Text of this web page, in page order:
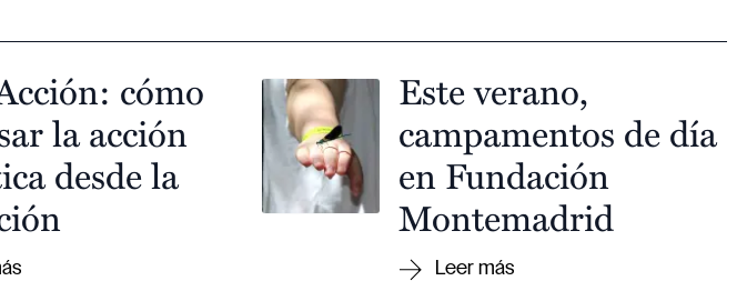
cómo
la acción
desde la
Este verano,
campamentos de día
en Fundación
Montemadrid